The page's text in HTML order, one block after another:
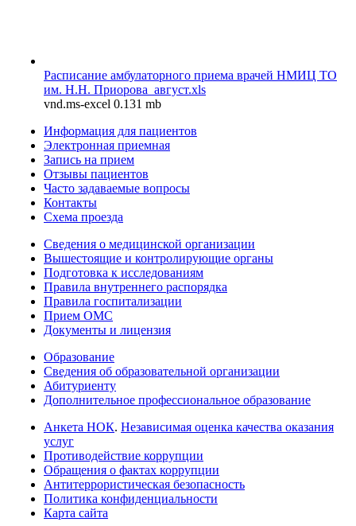
Расписание амбулаторного приема врачей НМИЦ ТО
им. Н.Н. Приорова_август.xls
vnd.ms-excel 0.131 mb
Информация для пациентов
Электронная приемная
Запись на прием
Отзывы пациентов
Часто задаваемые вопросы
Контакты
Схема проезда
Сведения о медицинской организации
Вышестоящие и контролирующие органы
Подготовка к исследованиям
Правила внутреннего распорядка
Правила госпитализации
Прием ОМС
Документы и лицензия
Образование
Сведения об образовательной организации
Абитуриенту
Дополнительное профессиональное образование
Анкета НОК. Независимая оценка качества оказания
услуг
Противодействие коррупции
Обращения о фактах коррупции
Антитеррористическая безопасность
Политика конфиденциальности
Карта сайта